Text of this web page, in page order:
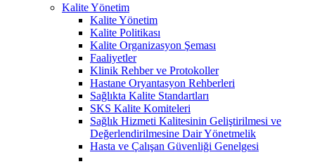
Kalite Yönetim
Kalite Yönetim
Kalite Politikası
Kalite Organizasyon Şeması
Faaliyetler
Klinik Rehber ve Protokoller
Hastane Oryantasyon Rehberleri
Sağlıkta Kalite Standartları
SKS Kalite Komiteleri
Sağlık Hizmeti Kalitesinin Geliştirilmesi ve
Değerlendirilmesine Dair Yönetmelik
Hasta ve Çalışan Güvenliği Genelgesi